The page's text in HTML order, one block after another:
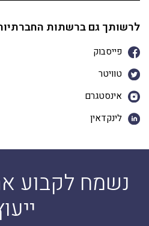
לרשותך גם ברשתות
פייסבוק
טוויטר
אינסטגרם
לינקדאין
נשמח לקבוע